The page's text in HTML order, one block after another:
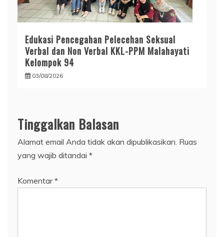
Edukasi Pencegahan Pelecehan Seksual
Verbal dan Non Verbal KKL-PPM Malahayati
Kelompok 94
03/08/2026
Tinggalkan Balasan
Alamat email Anda tidak akan dipublikasikan. Ruas
yang wajib ditandai *
Komentar*